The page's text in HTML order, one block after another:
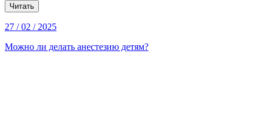
Читать
27 / 02 / 2025
Можно ли делать анестезию детям?